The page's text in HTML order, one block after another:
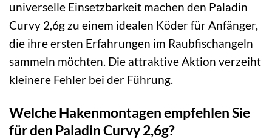
universelle Einsetzbarkeit machen den Paladin
Curvy 2,6g zu einem idealen Köder für Anfänger,
die ihre ersten Erfahrungen im Raubfischangeln
sammeln möchten. Die attraktive Aktion verzeiht
kleinere Fehler bei der Führung.
Welche Hakenmontagen empfehlen Sie
für den Paladin Curvy 2,6g?